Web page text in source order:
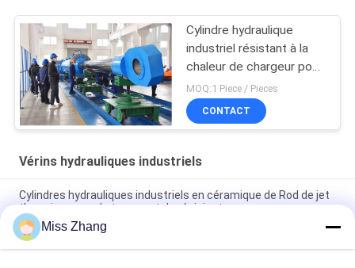
Cylindre hydraulique
industriel résistant à la
chaleur de chargeur pour
le mien machines de
creusement
MOQ:1 Piece / Pieces
CONTACT
Vérins hydrauliques industriels
Cylindres hydrauliques industriels en céramique de Rod de jet
thermique pour le transport de récipient
Cylindre hydraulique résistant de camion à benne basculante
de cylindre hydraulique de DNV électro
Miss Zhang